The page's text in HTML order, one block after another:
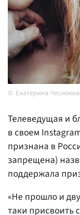
Екатерина
Телеведущая и
в своем
признана в
запрещена)
поддержала
«Не прошло и
таки присвоить